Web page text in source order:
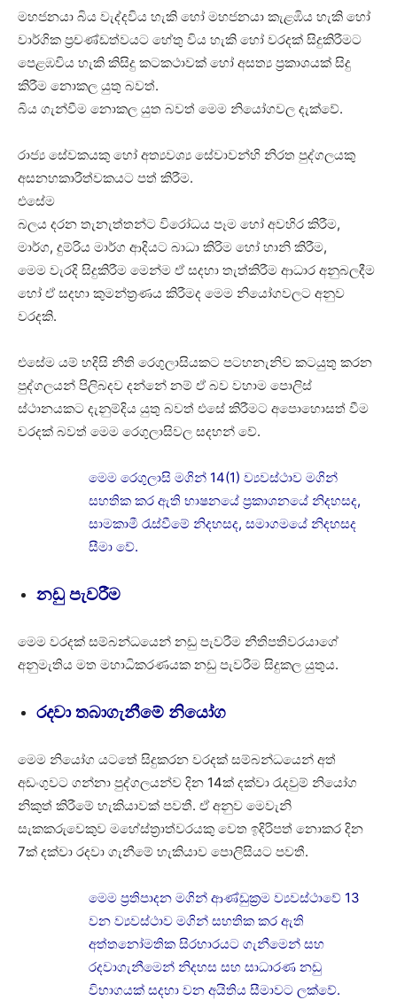
මහජනයා බිය වැද්දවිය හැකි හෝ මහජනයා කැළඹිය හැකි හෝ
වාර්ගික ප්‍රචණ්ඩත්වයට හේතු විය හැකි හෝ වරදක් සිදුකිරීමට
පෙළඹවිය හැකි කිසිදු කටකථාවක් හෝ අසත්‍ය ප්‍රකාශයක් සිදු
කිරීම නොකල යුතු බවත්.
බිය ගැන්වීම නොකල යුත බවත් මෙම නියෝගවල දැක්වේ.
රාජ්‍ය සේවකයකු හෝ අත්‍යවශ්‍ය සේවාවන්හි නිරත පුද්ගලයකු
අසනහකාරීත්වකයට පත් කිරීම.
එසේම
බලය දරන තැනැත්තන්ට විරෝධය පෑම හෝ අවහිර කිරීම,
මාර්ග, දුම්රිය මාර්ග ආදියට බාධා කිරිම හෝ හානි කිරීම,
මෙම වැරදි සිදුකිරීම මෙන්ම ඒ සදහා තැත්කිරීම ආධාර අනුබලදීම
හෝ ඒ සදහා කුමන්ත්‍රණය කිරීමද මෙම නියෝගවලට අනුව
වරදකි.
එසේම යම් හදිසි නීති රෙගුලාසියකට පටහනැනිව කටයුතු කරන
පුද්ගලයන් පිලිබදව දන්නේ නම් ඒ බව වහාම පොලිස්
ස්ථානයකට දැනුම්දිය යුතු බවත් එසේ කිරීමට අපොහොසත් වීම
වරදක් බවත් මෙම රෙගුලාසිවල සදහන් වේ.
මෙම රෙගුලාසි මගින් 14(1) ව්‍යවස්ථාව මගින්
සහතික කර ඇති භාෂනයේ ප්‍රකාශනයේ නිදහසද,
සාමකාමී රැස්වීමේ නිදහසද, සමාගමයේ නිදහසද
සීමා වේ.
නඩු පැවරීම
මෙම වරදක් සම්බන්ධයෙන් නඩු පැවරීම නීතිපතිවරයාගේ
අනුමැතිය මත මහාධිකරණයක නඩු පැවරීම සිදුකල යුතුය.
රදවා තබාගැනීමේ නියෝග
මෙම නියෝග යටතේ සිදුකරන වරදක් සම්බන්ධයෙන් අත්
අඩංගුවට ගන්නා පුද්ගලයන්ව දින 14ක් දක්වා රැදවුම් නියෝග
නිකුත් කිරීමේ හැකියාවක් පවතී. ඒ අනුව මෙවැනි
සැකකරුවෙකුව මහේස්ත්‍රාත්වරයකු වෙත ඉදිරිපත් නොකර දින
7ක් දක්වා රදවා ගැනීමේ හැකියාව පොලිසියට පවතී.
මෙම ප්‍රතිපාදන මගින් ආණ්ඩුක්‍රම ව්‍යවස්ථාවේ 13
වන ව්‍යවස්ථාව මගින් සහතික කර ඇති
අත්තනෝමතික සිරභාරයට ගැනීමෙන් සහ
රදවාගැනීමෙන් නිදහස සහ සාධාරණ නඩු
විභාගයක් සදහා වන අයිතිය සීමාවට ලක්වේ.